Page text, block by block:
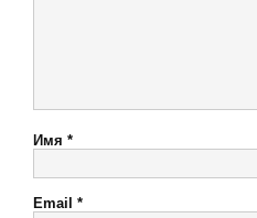
Имя *
Email *